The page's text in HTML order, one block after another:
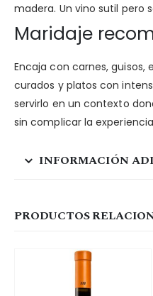
madera. Un vino sutil pero
Maridaje
Encaja con carnes, guisos,
curados y platos con
servirlo en un contexto
sin complicar la
INFORMACIÓN
PRODUCTOS